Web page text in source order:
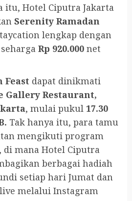
itu, Hotel Ciputra Jakarta
Serenity Ramadan
lengkap dengan
Rp 920.000 net
Feast dapat dinikmati
Gallery Restaurant,
, mulai pukul 17.30
Tak hanya itu, para tamu
mengikuti program
, di mana Hotel Ciputra
berbagai hadiah
setiap hari Jumat dan
melalui Instagram